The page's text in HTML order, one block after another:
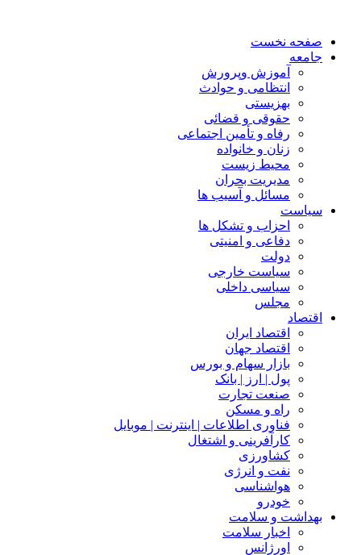
صفحه نخست
جامعه
آموزش وپرورش
انتظامی و حوادث
بهزیستی
حقوقی و قضائی
رفاه و تأمین اجتماعی
زنان و خانواده
محیط زیست
مدیریت بحران
مسائل و آسیب ها
سیاست
احزاب و تشکل ها
دفاعی و امنیتی
دولت
سیاست خارجی
سیاسی داخلی
مجلس
اقتصاد
اقتصاد ایران
اقتصاد جهان
بازار سهام و بورس
پول | ارز | بانک
صنعت تجارت
راه و مسکن
فناوری اطلاعات | اینترنت | موبایل
کارآفرینی و اشتغال
کشاورزی
نفت و انرژی
هواشناسی
خودرو
بهداشت و سلامت
اخبار سلامت
اورژانس